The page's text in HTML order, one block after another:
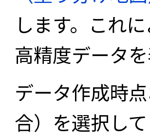
します。これ
高精度データ
データ作成時
合）を選択し